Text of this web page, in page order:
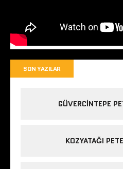
SON YAZILAR
GÜVERCINTEPE
KOZYATAĞI